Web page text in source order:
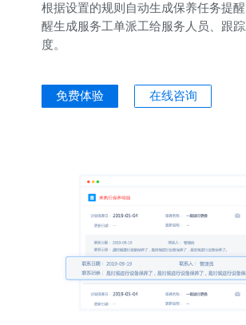
根据设置的规则自动生成保养任务提
醒生成服务工单派工给服务人员、跟
度。
免费体验 在线咨询